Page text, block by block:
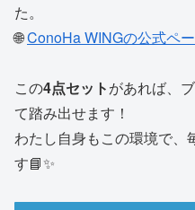
た。
🌐ConoHa WINGの公式ペ
この4点セットがあれば、
て踏み出せます！
わたし自身もこの環境で、
す📘✨